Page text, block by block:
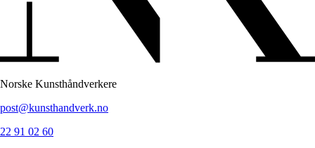
Norske Kunsthåndverkere
post@kunsthandverk.no
22 91 02 60